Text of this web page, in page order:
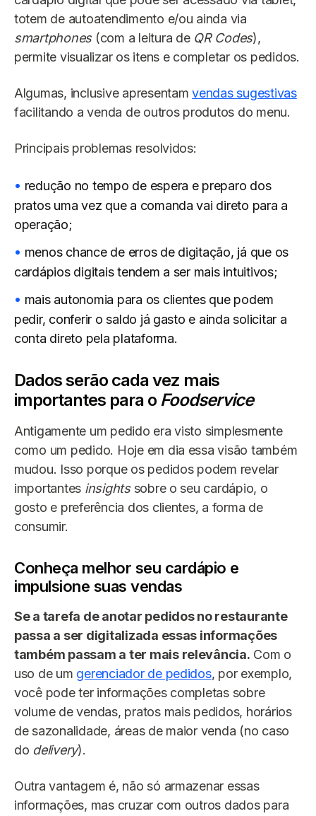
totem de autoatendimento e/ou ainda via
smartphones(com a leitura de QR Codes),
permite visualizar os itens e completar os pedidos.
Algumas, inclusive apresentamvendas sugestivas
facilitando a venda de outros produtos do menu.
Principais problemas resolvidos:
redução no tempo de espera e preparo dos
pratos uma vez que a comanda vai direto para a
operação;
menos chance de erros de digitação, já que os
cardápios digitais tendem a ser mais intuitivos;
mais autonomia para os clientes que podem
pedir, conferir o saldo já gasto e ainda solicitar a
conta direto pela plataforma.
Dados serão cada vez mais
importantes para o Foodservice
Antigamente um pedido era visto simplesmente
como um pedido. Hoje em dia essa visão também
mudou. Isso porque os pedidos podem revelar
importantes insightssobre o seu cardápio, o
gosto e preferência dos clientes, a forma de
consumir.
Conheça melhor seu cardápio e
impulsione suas vendas
Se a tarefa de anotar pedidos no restaurante
passa a ser digitalizada essas informações
também passam a ter mais relevância. Com o
uso de um gerenciador de pedidos, por exemplo,
você pode ter informações completas sobre
volume de vendas, pratos mais pedidos, horários
de sazonalidade, áreas de maior venda (no caso
do delivery).
Outra vantagem é, não só armazenar essas
informações, mas cruzar com outros dados para